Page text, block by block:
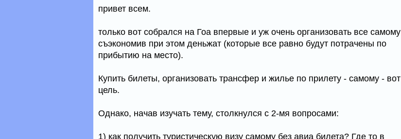
привет всем.
только вот собрался на Гоа впервые и уж очень организовать все самому
съэкономив при этом деньжат (которые все равно будут потрачены по
прибытию на место).
Купить билеты, организовать трансфер и жилье по прилету - самому - вот
цель.
Однако, начав изучать тему, столкнулся с 2-мя вопросами:
1) как получить туристическую визу самому без авиа билета? Где то в